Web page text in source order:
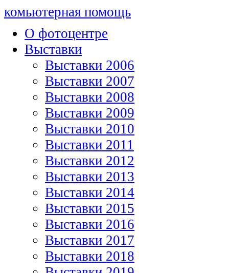
комьютерная помощь
О фотоцентре
Выставки
Выставки 2006
Выставки 2007
Выставки 2008
Выставки 2009
Выставки 2010
Выставки 2011
Выставки 2012
Выставки 2013
Выставки 2014
Выставки 2015
Выставки 2016
Выставки 2017
Выставки 2018